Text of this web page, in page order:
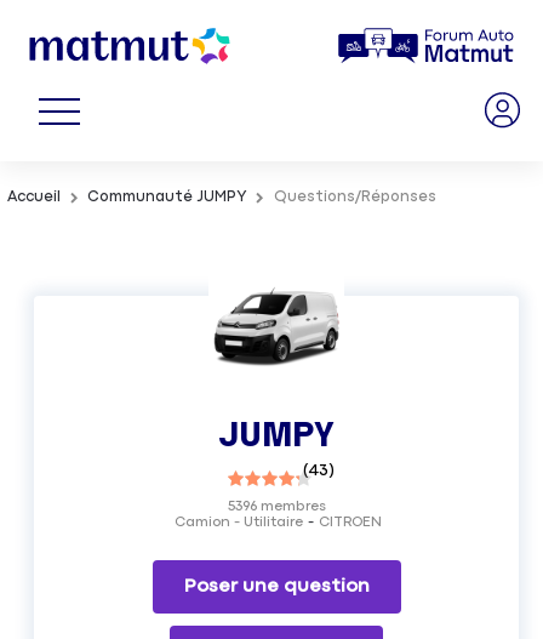
Accueil Communauté JUMPY Questions/Réponses
JUMPY
(43)
Camion - Utilitaire CITROEN
5396membres
Poser une question